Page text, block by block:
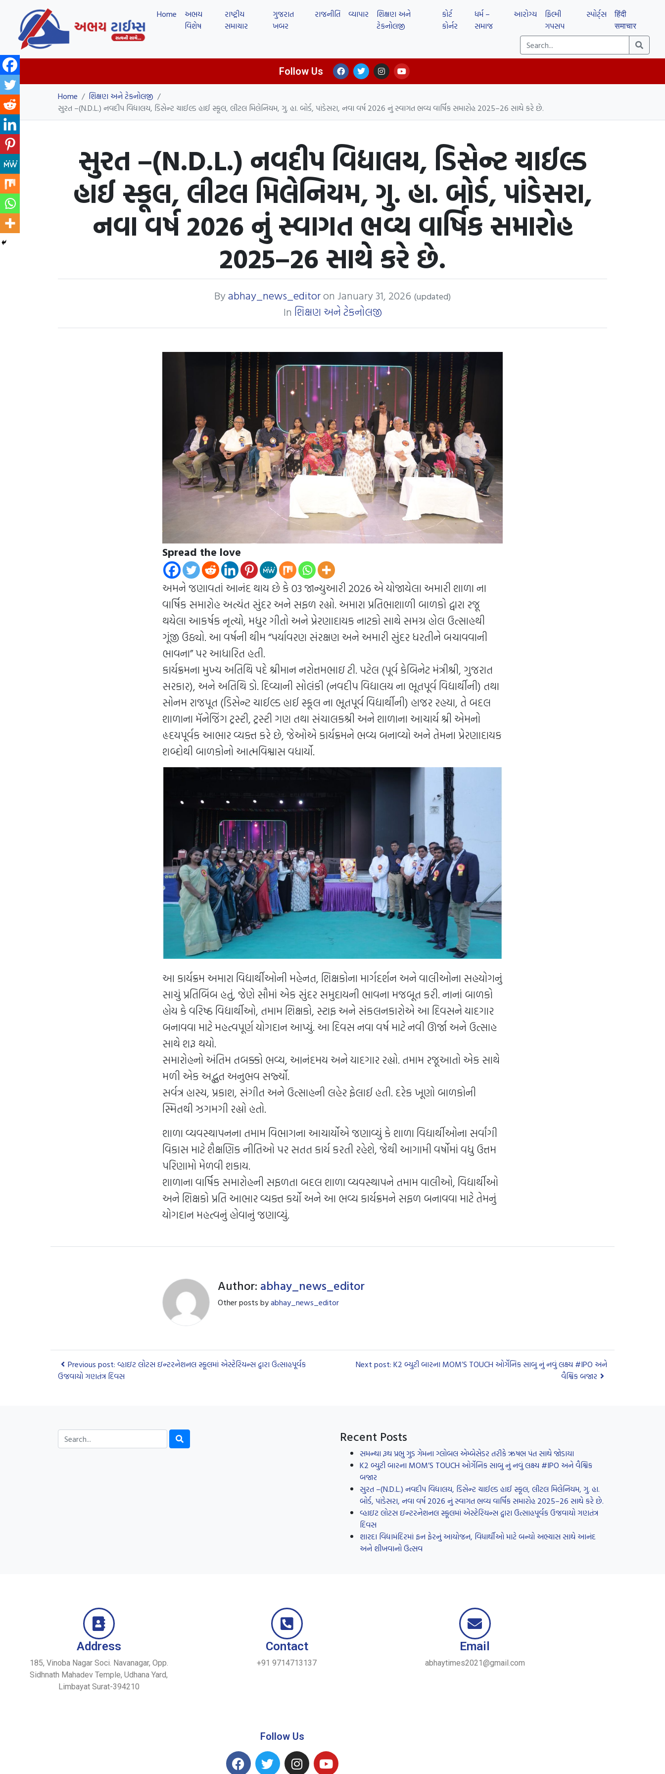
Home
અભય
વિશેષ
રાષ્ટ્રીય
સમાચાર
ગુજરાત
ખબર
રાજનીતિ વ્યાપાર
શિક્ષણ અને
ટેકનોલજી
કોર્ટ
કોર્નર
ધર્મ –
સમાજ
આરોગ્ય
ફિલ્મી
ગપસપ
સ્પોર્ટ્સ
हिंदी
समाचार
Follow Us
Home / શિક્ષણ અને ટેકનોલજી /
સુરત –(N.D.L.) નવદીપ વિદ્યાલય, ડિસેન્ટ ચાઈલ્ડ હાઈ સ્કૂલ, લીટલ મિલેનિયમ, ગુ. હા. બોર્ડ, પાંડેસરા, નવા વર્ષ 2026 નું સ્વાગત ભવ્ય વાર્ષિક સમારોહ 2025–26 સાથે કરે છે.
સુરત –(N.D.L.) નવદીપ વિદ્યાલય, ડિસેન્ટ ચાઈલ્ડ
હાઈ સ્કૂલ, લીટલ મિલેનિયમ, ગુ. હા. બોર્ડ, પાંડેસરા,
નવા વર્ષ 2026 નું સ્વાગત ભવ્ય વાર્ષિક સમારોહ
2025–26 સાથે કરે છે.
Byabhay_news_editoron January 31, 2026 (updated)
In શિક્ષણ અને ટેકનોલજી
Spread the love
અમને જણાવતાં આનંદ થાય છે કે 03 જાન્યુઆરી 2026 એ યોજાયેલા અમારી શાળા ના
વાર્ષિક સમારોહ અત્યંત સુંદર અને સફળ રહ્યો. અમારા પ્રતિભાશાળી બાળકો દ્વારા રજૂ
થયેલા આકર્ષક નૃત્યો, મધુર ગીતો અને પ્રેરણાદાયક નાટકો સાથે સમગ્ર હોલ ઉત્સાહથી
ગૂંજી ઉઠ્યો. આ વર્ષની થીમ “પર્યાવરણ સંરક્ષણ અને અમારી સુંદર ધરતીને બચાવવાની
ભાવના” પર આધારિત હતી.
કાર્યક્રમના મુખ્ય અતિથિ પદે શ્રીમાન નરોત્તમભાઇ ટી. પટેલ (પૂર્વ કેબિનેટ મંત્રીશ્રી, ગુજરાત
સરકાર), અને અતિથિ ડો. દિવ્યાની સોલંકી (નવદીપ વિદ્યાલય ના ભૂતપૂર્વ વિદ્યાર્થીની) તથા
સોનમ રાજપૂત (ડિસેન્ટ ચાઈલ્ડ હાઈ સ્કૂલ ના ભૂતપૂર્વ વિદ્યાર્થીની) હાજર રહયા, તે બદલ
શાળાના મૅનેજિંગ ટ્રસ્ટી, ટ્રસ્ટી ગણ તથા સંચાલકશ્રી અને શાળાના આચાર્ય શ્રી એમનો
હૃદયપૂર્વક આભાર વ્યક્ત કરે છે, જેઓએ કાર્યક્રમને ભવ્ય બનાવ્યો અને તેમના પ્રેરણાદાયક
શબ્દોથી બાળકોનો આત્મવિશ્વાસ વધાર્યો.
આ કાર્યક્રમ અમારા વિદ્યાર્થીઓની મહેનત, શિક્ષકોના માર્ગદર્શન અને વાલીઓના સહયોગનું
સાચું પ્રતિબિંબ હતું, જેણે સૌમાં એક સુંદર સમુદાયની ભાવના મજબૂત કરી. નાનાં બાળકો
હોય કે વરિષ્ઠ વિદ્યાર્થીઓ, તમામ શિક્ષકો, સ્ટાફ અને સંકલનકારોએ આ દિવસને યાદગાર
બનાવવા માટે મહત્વપૂર્ણ યોગદાન આપ્યું. આ દિવસ નવા વર્ષ માટે નવી ઊર્જા અને ઉત્સાહ
સાથે શરૂ થયો.
સમારોહનો અંતિમ તબક્કો ભવ્ય, આનંદમય અને યાદગાર રહ્યો. તમામ રજૂઆતો એક સાથે
મળી એક અદ્ભુત અનુભવ સર્જ્યો.
સર્વત્ર હાસ્ય, પ્રકાશ, સંગીત અને ઉત્સાહની લહેર ફેલાઈ હતી. દરેક ખૂણો બાળકોની
સ્મિતથી ઝગમગી રહ્યો હતો.
શાળા વ્યવસ્થાપનના તમામ વિભાગના આચાર્યોએ જણાવ્યું કે શાળા વિદ્યાર્થીઓના સર્વાંગી
વિકાસ માટે શૈક્ષણિક નીતિઓ પર સતત કાર્ય કરતી રહેશે, જેથી આગામી વર્ષોમાં વધુ ઉત્તમ
પરિણામો મેળવી શકાય.
શાળાના વાર્ષિક સમારોહની સફળતા બદલ શાળા વ્યવસ્થાપને તમામ વાલીઓ, વિદ્યાર્થીઓ
અને શિક્ષકો પ્રતિ આભાર વ્યક્ત કર્યો અને આ ભવ્ય કાર્યક્રમને સફળ બનાવવા માટે તેમનું
યોગદાન મહત્વનું હોવાનું જણાવ્યું.
Author: abhay_news_editor
Other posts byabhay_news_editor
Previous post: વ્હાઇટ લોટસ ઇન્ટરનેશનલ સ્કૂલમાં એસ્ટેરિયન્સ દ્વારા ઉત્સાહપૂર્વક
ઉજવાયો ગણતંત્ર દિવસ
Next post: K2 બ્યુટી બારના MOM’S TOUCH ઓર્ગેનિક સાબુ નું નવું લક્ષ્ય #IPO અને
વૈશ્વિક બજાર
Recent Posts
સમન્થા રૂથ પ્રભુ ગુડ ગેમના ગ્લોબલ એમ્બેસેડર તરીકે ઋષભ પંત સાથે જોડાયા
K2 બ્યુટી બારના MOM’S TOUCH ઓર્ગેનિક સાબુ નું નવું લક્ષ્ય #IPO અને વૈશ્વિક
બજાર
સુરત –(N.D.L.) નવદીપ વિદ્યાલય, ડિસેન્ટ ચાઈલ્ડ હાઈ સ્કૂલ, લીટલ મિલેનિયમ, ગુ. હા.
બોર્ડ, પાંડેસરા, નવા વર્ષ 2026 નું સ્વાગત ભવ્ય વાર્ષિક સમારોહ 2025–26 સાથે કરે છે.
વ્હાઇટ લોટસ ઇન્ટરનેશનલ સ્કૂલમાં એસ્ટેરિયન્સ દ્વારા ઉત્સાહપૂર્વક ઉજવાયો ગણતંત્ર
દિવસ
શારદા વિદ્યામંદિરમાં ફન ફેરનું આયોજન, વિધાર્થીઓ માટે બન્યો અભ્યાસ સાથે આનંદ
અને શીખવાનો ઉત્સવ
Address
185, Vinoba Nagar Soci. Navanagar, Opp.
Sidhnath Mahadev Temple, Udhana Yard,
Limbayat Surat-394210
Contact
+91 9714713137
Email
abhaytimes2021@gmail.com
Follow Us